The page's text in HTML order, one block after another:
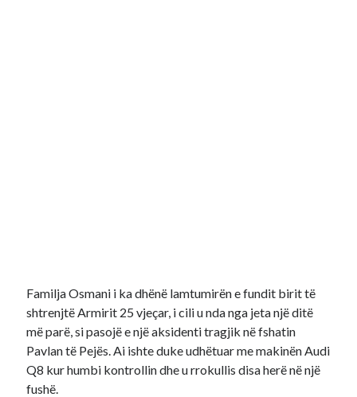
Familja Osmani i ka dhënë lamtumirën e fundit birit të
shtrenjtë Armirit 25 vjeçar, i cili u nda nga jeta një ditë
më parë, si pasojë e një aksidenti tragjik në fshatin
Pavlan të Pejës. Ai ishte duke udhëtuar me makinën Audi
Q8 kur humbi kontrollin dhe u rrokullis disa herë në një
fushë.